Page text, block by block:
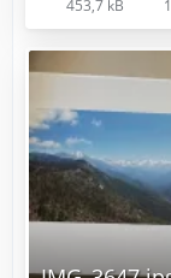
453,7 kB